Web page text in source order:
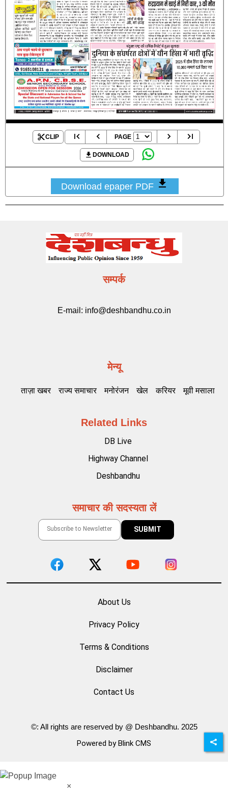
CLIP PAGE
DOWNLOAD
Download epaper PDF
सम्पर्क
E-mail: info@deshbandhu.co.in
मेन्यू
ताज़ा खबर राज्य समाचार मनोरंजन खेल करियर मूवी मसाला
Related Links
DB Live
Highway Channel
Deshbandhu
समाचार की सदस्यता लें
About Us
Privacy Policy
Terms & Conditions
Disclaimer
Contact Us
©: All rights are reserved by @ Deshbandhu. 2025
Powered by Blink CMS
×